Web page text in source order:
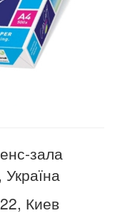
зала
Киев